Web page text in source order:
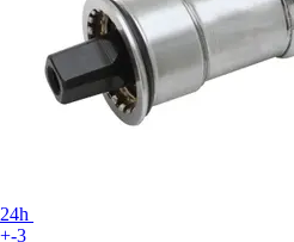
24h
+-3